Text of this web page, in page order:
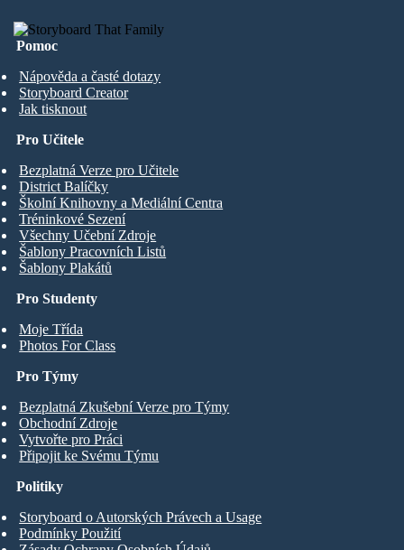
Pomoc
Nápověda a časté dotazy
Storyboard Creator
Jak tisknout
Pro Studenty
Moje Třída
Photos For Class
Pro Učitele
Bezplatná Verze pro Učitele
District Balíčky
Školní Knihovny a Mediální Centra
Tréninkové Sezení
Všechny Učební Zdroje
Šablony Pracovních Listů
Šablony Plakátů
Pro Týmy
Bezplatná Zkušební Verze pro Týmy
Obchodní Zdroje
Vytvořte pro Práci
Připojit ke Svému Týmu
Politiky
Storyboard o Autorských Právech a Usage
Podmínky Použití